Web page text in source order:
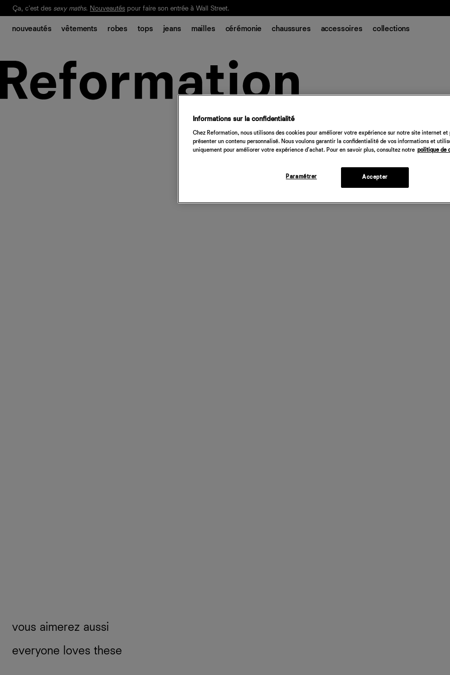
Notre Bilan Responsable 2025 est ici. Lisez-le
Ça, c'est des sexy maths. Nouveautés pour faire son entrée à Wall Street.
nouveautés vêtements robes tops jeans mailles cérémonie chaussures accessoires collections
vous aimerez aussi
everyone loves these
Informations sur la confidentialité
Chez Reformation, nous utilisons des cookies pour améliorer votre expérience sur notre site internet et
présenter un contenu personnalisé. Nous voulons garantir la confidentialité de vos informations et
uniquement pour améliorer votre expérience d'achat. Pour en savoir plus, consultez notre politique de
Paramétrer Accepter